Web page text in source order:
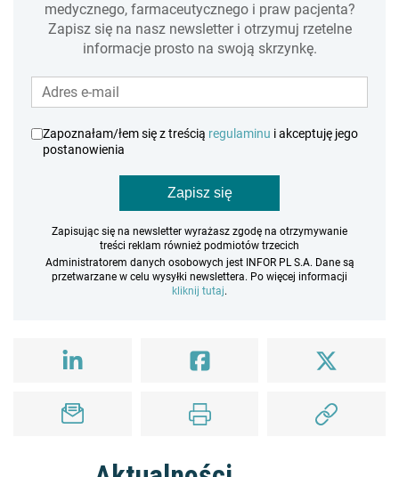
medycznego, farmaceutycznego i praw pacjenta?
Zapisz się na nasz newsletter i otrzymuj rzetelne
informacje prosto na swoją skrzynkę.
Zapoznałam/łem się z treścią regulaminu i akceptuję jego
postanowienia
Zapisz się
Zapisując się na newsletter wyrażasz zgodę na otrzymywanie
treści reklam również podmiotów trzecich
Administratorem danych osobowych jest INFOR PL S.A. Dane są
przetwarzane w celu wysyłki newslettera. Po więcej informacji
kliknij tutaj.